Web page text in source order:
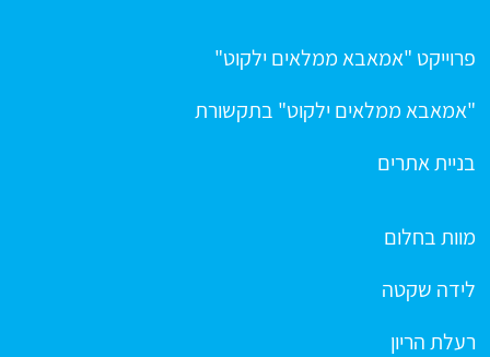
פרוייקט "אמאבא ממלאים ילקוט"
"אמאבא ממלאים ילקוט" בתקשורת
בניית אתרים
מוות בחלום
לידה שקטה
רעלת הריון